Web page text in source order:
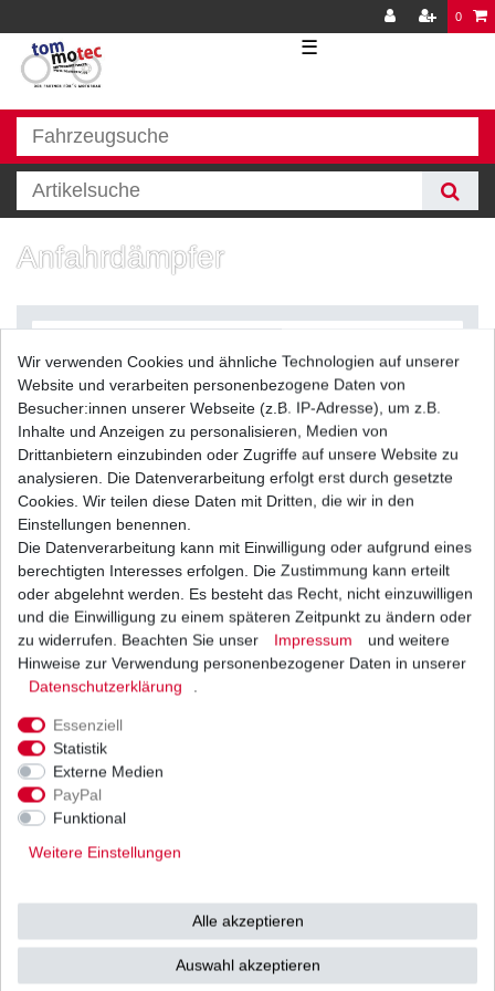
0
☰
Anfahrdämpfer
Filter
Anfahrdämpfer Yamaha XT 500 1U6 1976 - 1989
Antriebsruckdämpfer
UVP 40,42 € 32,99 € *
1 Satz | 32,99 € / Satz
inkl. ges. MwSt. zzgl.
Versand
Ab einem Warenwert von
500 Euro versenden wir
53783 Eitorf (
unbedingt Termin
Wir verwenden Cookies und ähnliche Technologien auf unserer
Website und verarbeiten personenbezogene Daten von
Besucher:innen unserer Webseite (z.B. IP-Adresse), um z.B.
Inhalte und Anzeigen zu personalisieren, Medien von
Drittanbietern einzubinden oder Zugriffe auf unsere Website zu
analysieren. Die Datenverarbeitung erfolgt erst durch gesetzte
Cookies. Wir teilen diese Daten mit Dritten, die wir in den
Einstellungen benennen.
Die Datenverarbeitung kann mit Einwilligung oder aufgrund eines
berechtigten Interesses erfolgen. Die Zustimmung kann erteilt
oder abgelehnt werden. Es besteht das Recht, nicht einzuwilligen
und die Einwilligung zu einem späteren Zeitpunkt zu ändern oder
zu widerrufen. Beachten Sie unser
Impressum
und weitere
Hinweise zur Verwendung personenbezogener Daten in unserer
Daten­schutz­erklärung
Essenziell
Statistik
Externe Medien
PayPal
Funktional
Weitere Einstellungen
Alle akzeptieren
Auswahl akzeptieren